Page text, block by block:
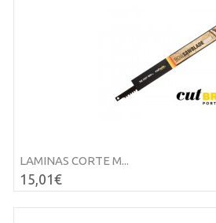
LAMINAS CORTE M...
15,01€